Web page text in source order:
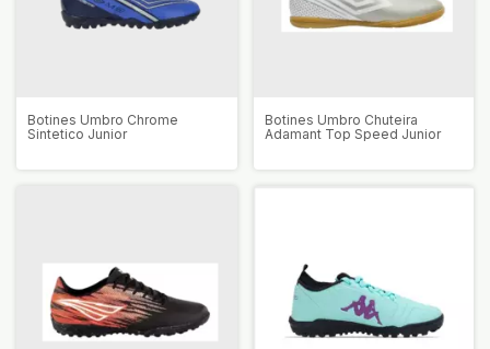
Botines Umbro Chrome
Sintetico Junior
Botines Umbro Chuteira
Adamant Top Speed Junior